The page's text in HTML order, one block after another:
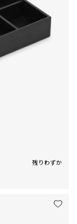
残りわずか